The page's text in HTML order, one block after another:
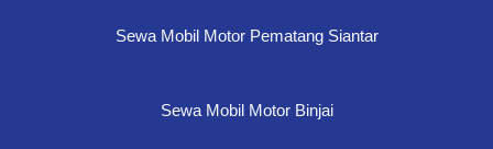
Sewa Mobil Motor Pematang Siantar
Sewa Mobil Motor Binjai